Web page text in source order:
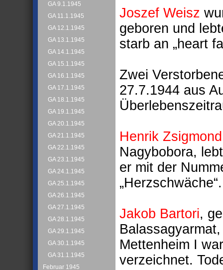
GA 9.1.1945
GA 11.1.1945
GA 12.1.1945
GA 13.1.1945
GA 14.1.1945
GA 15.1.1945
GA 16.1.1945
GA 17.1.1945
GA 18.1.1945
GA 19.1.1945
GA 20.1.1945
GA 21.1.1945
GA 22.1.1945
GA 23.1.1945
GA 24.1.1945
GA 25.1.1945
GA 26.1.1945
GA 27.1.1945
GA 28.1.1945
GA 29.1.1945
GA 30.1.1945
GA 31.1.1945
Februar 1945
Joszef Weisz
geboren und
starb an „heart
Zwei
27.7.1944 aus
Henrik Zsigmond
Nagybobora,
er mit der
„Herzschwäche“.
Jakob Bartori,
Mettenheim I
verzeichnet.